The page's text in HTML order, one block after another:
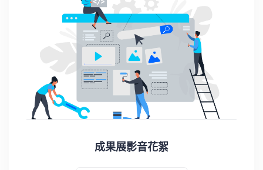
成果展影音花絮